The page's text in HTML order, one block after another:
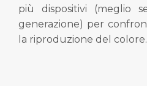
più dispositivi (meglio
generazione) per
la riproduzione del colore.